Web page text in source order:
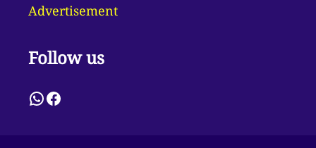
Advertisement
Follow us
WhatsApp
Facebook